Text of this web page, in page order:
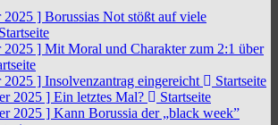
2025 ] Borussias Not stößt auf viele
Startseite
2025 ] Mit Moral und Charakter zum 2:1 über
2025 ] Insolvenzantrag eingereicht
Startseite
2025 ] Ein letztes Mal?
Startseite
2025 ] Kann Borussia der „black week”